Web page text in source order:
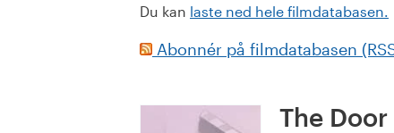
Du kan laste ned hele filmdatabasen.
Abonnér på filmdatabasen
The